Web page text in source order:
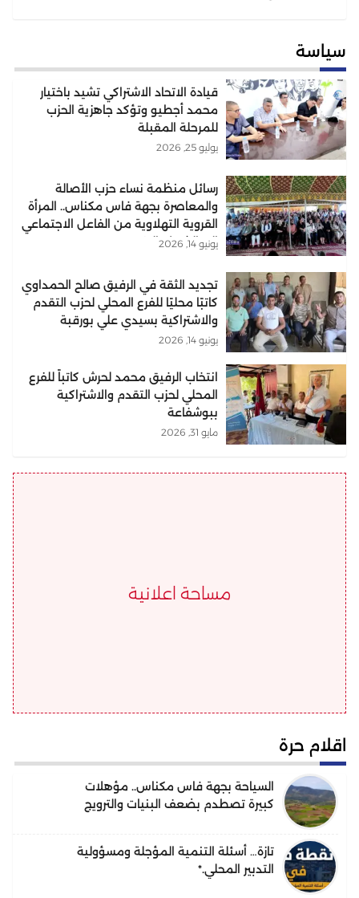
سياسة
قيادة الاتحاد الاشتراكي تشيد باختيار
محمد أجطيو وتؤكد جاهزية الحزب
للمرحلة المقبلة
يوليو 25, 2026
رسائل منظمة نساء حزب الأصالة
والمعاصرة بجهة فاس مكناس.. المرأة
القروية التهلاوية من الفاعل الاجتماعي
إلى الشريك التنموي..
يونيو 14, 2026
تجديد الثقة في الرفيق صالح الحمداوي
كاتبًا محليًا للفرع المحلي لحزب التقدم
والاشتراكية بسيدي علي بورقبة
يونيو 14, 2026
انتخاب الرفيق محمد لحرش كاتباً للفرع
المحلي لحزب التقدم والاشتراكية
ببوشفاعة
مايو 31, 2026
مساحة اعلانية
اقلام حرة
السياحة بجهة فاس مكناس.. مؤهلات
كبيرة تصطدم بضعف البنيات والترويج
تازة… أسئلة التنمية المؤجلة ومسؤولية
التدبير المحلي.*